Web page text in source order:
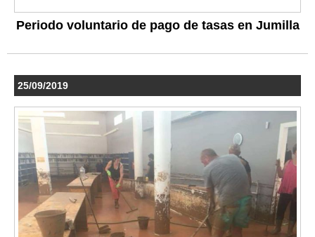
Periodo voluntario de pago de tasas en Jumilla
25/09/2019